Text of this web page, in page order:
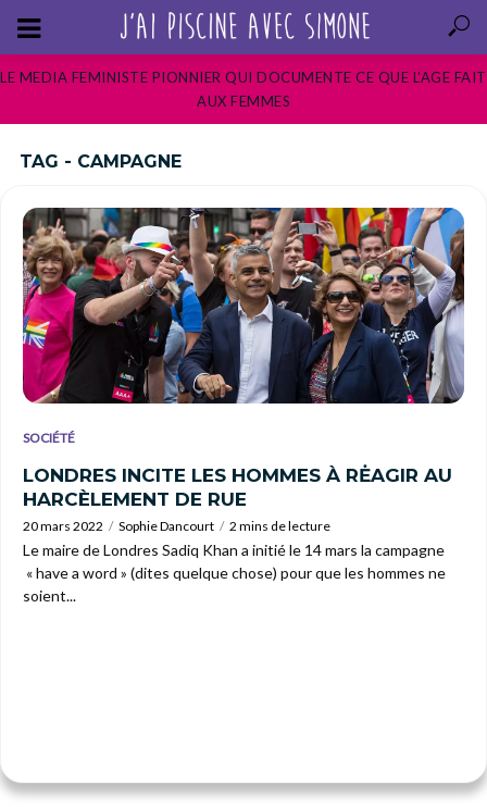
LE MEDIA FEMINISTE PIONNIER QUI DOCUMENTE CE QUE L’AGE FAIT
AUX FEMMES
TAG - CAMPAGNE
SOCIÉTÉ
LONDRES INCITE LES HOMMES À RĖAGIR AU
HARCÈLEMENT DE RUE
20 mars 2022 Sophie Dancourt 2 mins de lecture
Le maire de Londres Sadiq Khan a initié le 14 mars la campagne
« have a word » (dites quelque chose) pour que les hommes ne
soient...